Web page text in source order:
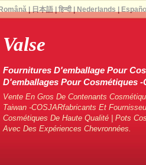
Valse
Fournitures D'emballage Pour
D'emballages Pour Cosmétiques -
Vente En Gros De Contenants
Taiwan -COSJARfabricants Et
Cosmétiques De Haute Qualité | Pots
Avec Des Expériences Chevronnées.
Română| 日本語| हिन्दी| Nederlands Español